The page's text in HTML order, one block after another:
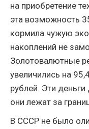
на приобретение
эта возможность
кормила чужую
накоплений не
Золотовалютные
увеличились на
рублей. Эти
они лежат за
В СССР не было